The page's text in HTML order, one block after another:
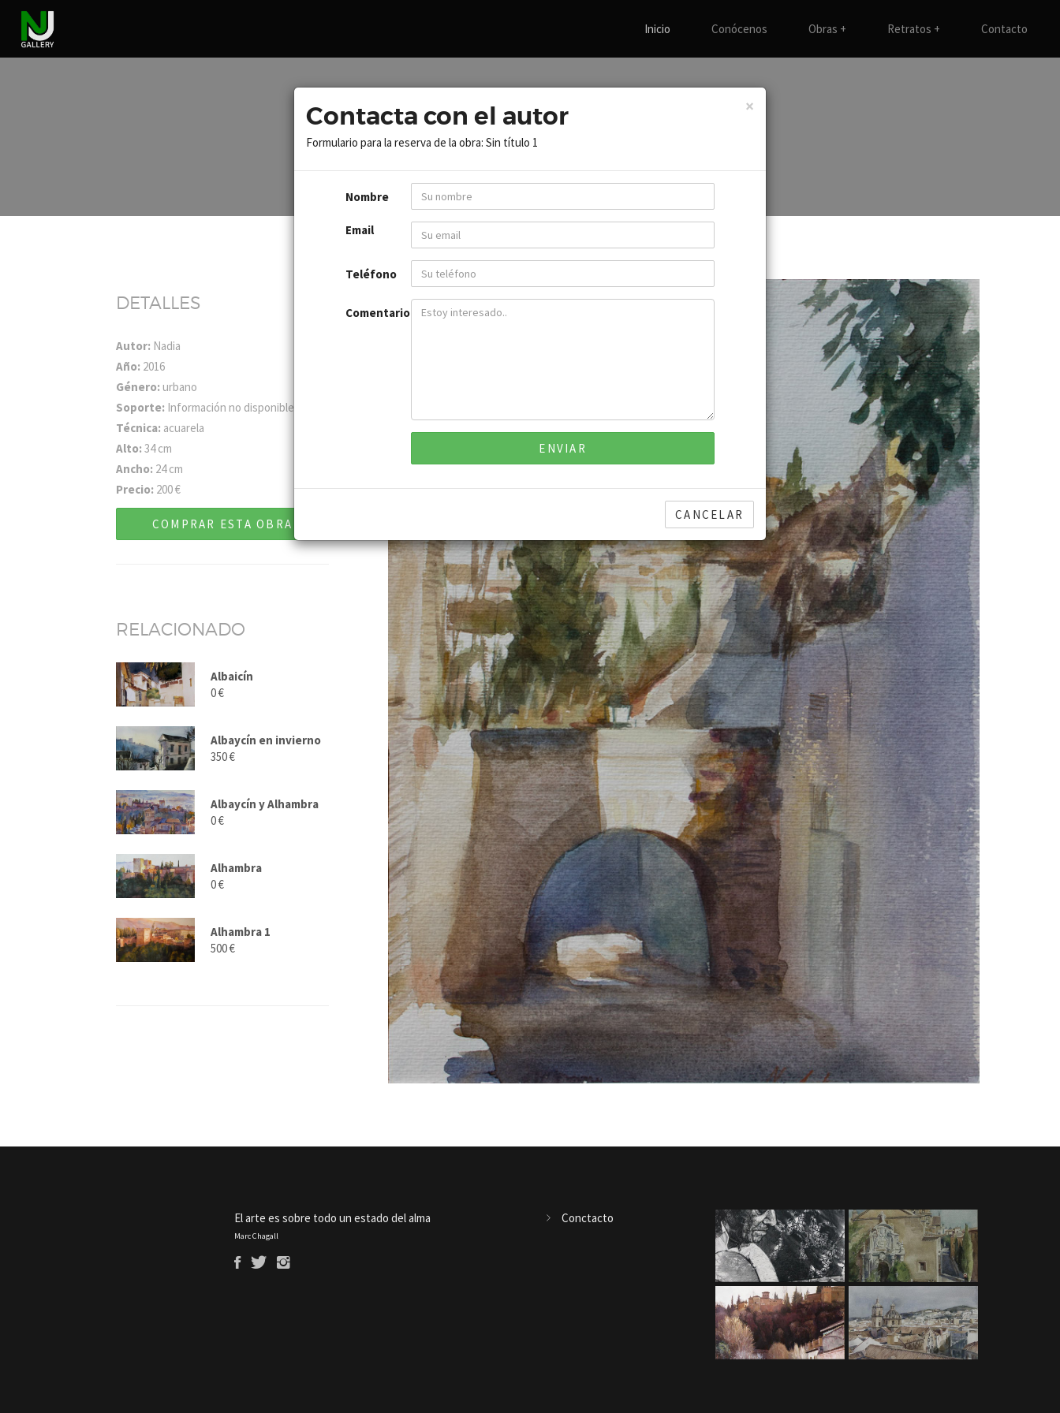
Inicio Conócenos Obras + Retratos + Contacto
INICIO OBRAS NADIA
SIN TÍ­TULO 1
DETALLES
Autor: Nadia
Año: 2016
Género: urbano
Soporte: Información no disponible
Técnica: acuarela
Alto: 34 cm
Ancho: 24 cm
Precio: 200 €
COMPRAR ESTA OBRA
RELACIONADO
Albaicín
0 €
Albaycí­n en invierno
350 €
Albaycí­n y Alhambra
0 €
Alhambra
0 €
Alhambra 1
500 €
El arte es sobre todo un estado del alma
Marc Chagall
Conctacto
×
Contacta con el autor
Formulario para la reserva de la obra: Sin tí­tulo 1
Nombre
Email
Teléfono
Comentario
ENVIAR
CANCELAR